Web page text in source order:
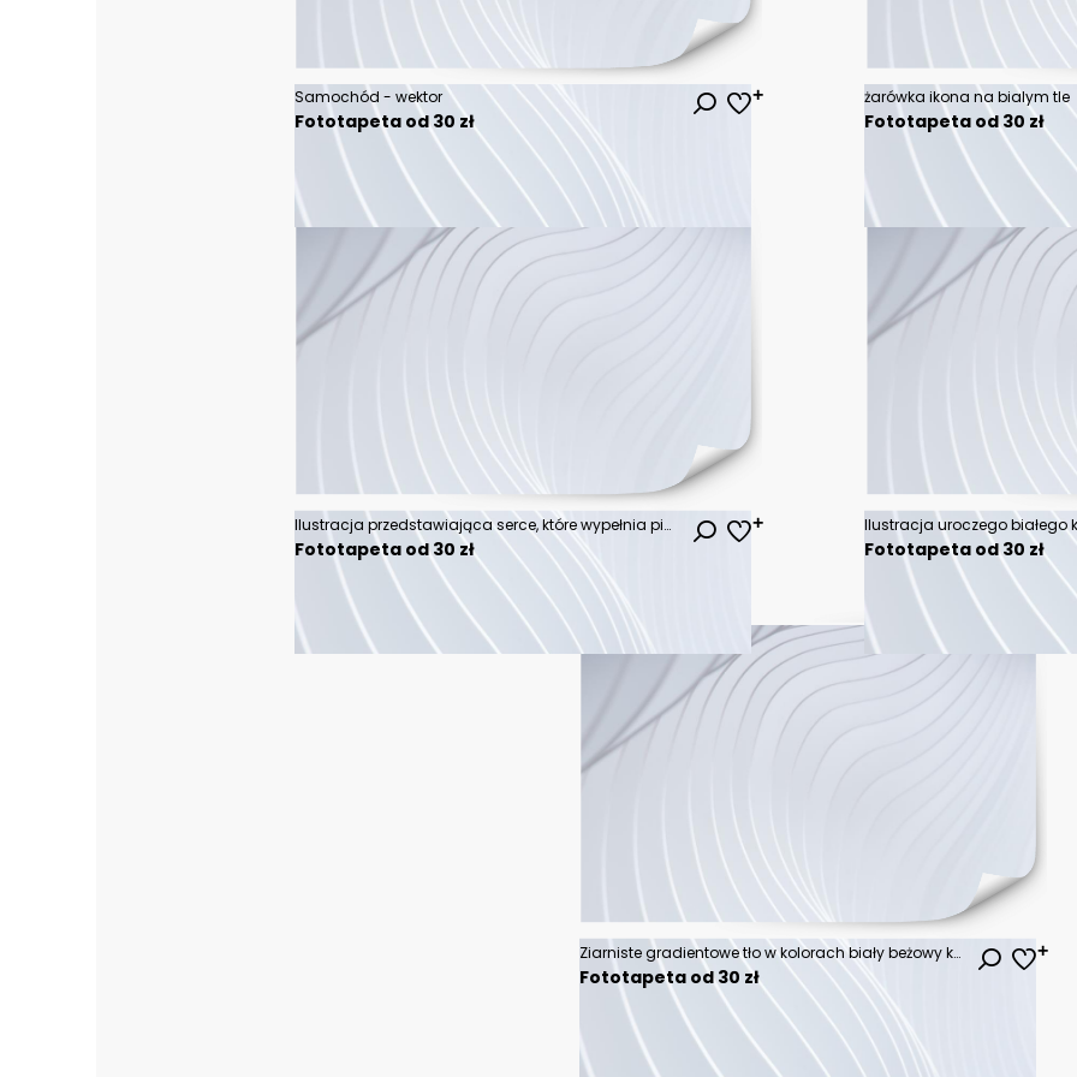
Samochód - wektor
Fototapeta od 30 zł
żarówka ikona na bialym tle
Fototapeta od 30 zł
Ilustracja przedstawiająca serce, które wypełnia piorun. Serce na tle błękitnego nieba.
Fototapeta od 30 zł
Ilustracja uroczego białego
Fototapeta od 30 zł
Ziarniste gradientowe tło w kolorach biały beżowy kremowy, szum tekstura na tapecie. Szablon baneru lub plakatu w stylu graficznym retro. Światła ledowe holo bokeh na projekcie okładki
Fototapeta od 30 zł